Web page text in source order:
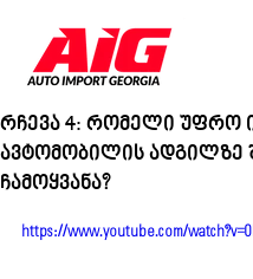
რჩევა 4: რომელი უფრო
ავტომობილის ადგილზე
ჩამოყვანა?
https://www.youtube.com/